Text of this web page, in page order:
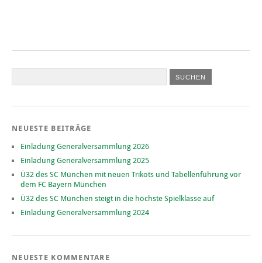
NEUESTE BEITRÄGE
Einladung Generalversammlung 2026
Einladung Generalversammlung 2025
Ü32 des SC München mit neuen Trikots und Tabellenführung vor
dem FC Bayern München
Ü32 des SC München steigt in die höchste Spielklasse auf
Einladung Generalversammlung 2024
NEUESTE KOMMENTARE